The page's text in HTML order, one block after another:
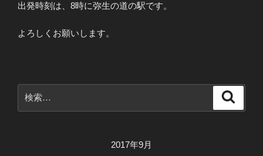
出発時刻は、8時に弥生の道の駅です。
よろしくお願いします。
索:
2017年9月